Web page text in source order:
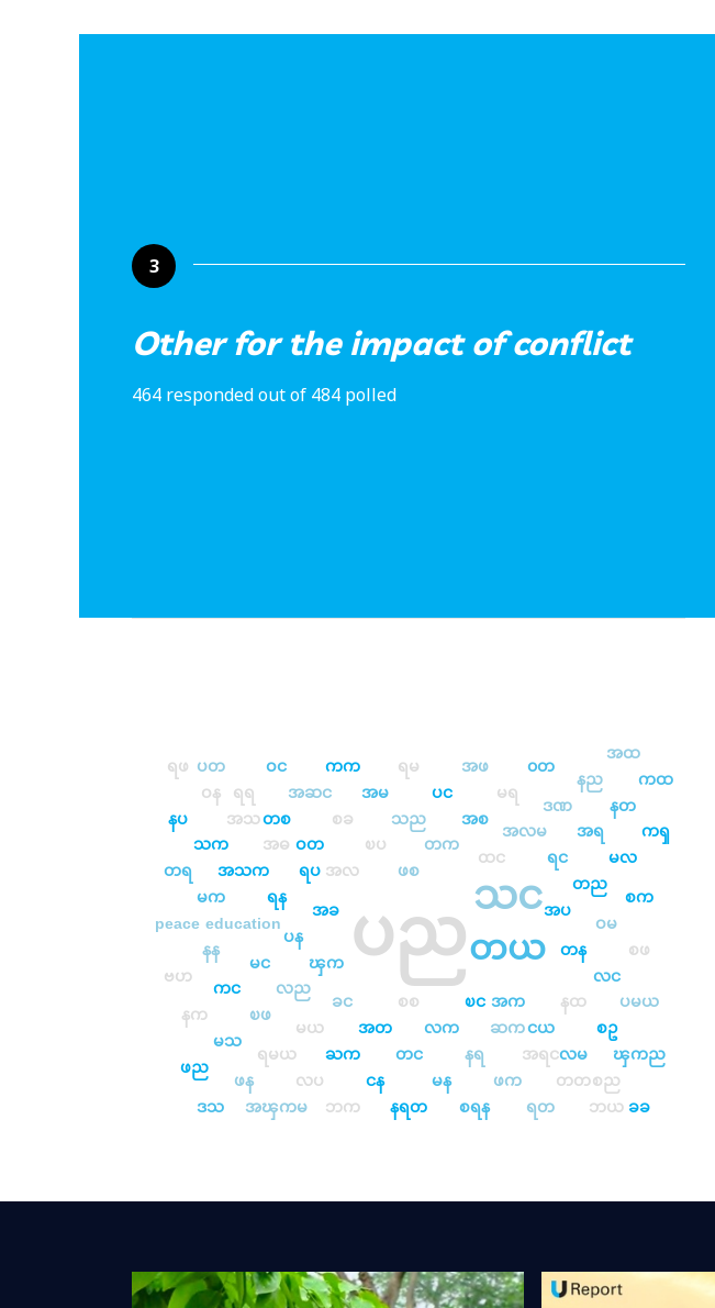
3
Other for the impact of conflict
464 responded out of 484 polled
ပည
သင
တယ
ၿင
စစ
ခင
ၾက
အခ
အလ ဖစ
အက
ရပ
ထင
ဆက
လက
အတ
မယ
လည
ပန
ဝတ ၿပ တက
ငယ
ရန
အဓ
အလမ
ရင
အပ
အရင
နရ
တင
ႀက
ရမယ
ၿဖ
မင
တစ စခ သည အစ
တန
နထ
education
လမ
အသက
အသ
ဒဏ
အရ
တည
တတ
ဖက
မန
ငန
လပ
ဖန
မသ
ကင
ရရ အဆင အမ ပင မရ
ဝမ
လင
စဥ
စည
နန
မက
သက
ဝန
နည
နတ
မလ
ဘယ
ရတ
စရန
နရတ
ဘက
အၾကမ
ဒသ
ဖည
နက
ပတ ဝင ကက ရမ အဖ ၀တ
စက
စဖ
ပမယ
ၾကည
ခခ
ဗဟ
peace
တရ
နပ
ရဖ
အထ
ကထ
ကၡ